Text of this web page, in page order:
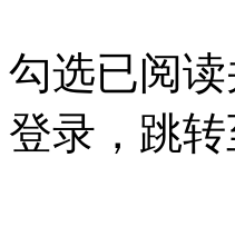
勾选已阅
登录，跳